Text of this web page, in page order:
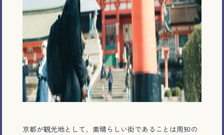
京都が観光地として、素晴らしい街であることは周知の